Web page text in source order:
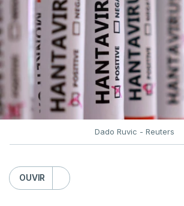
Dado Ruvic - Reuters
OUVIR